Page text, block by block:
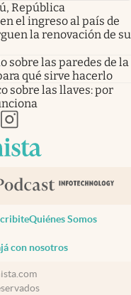
República
el ingreso al país de
la renovación de su
sobre las paredes de la
qué sirve hacerlo
sobre las llaves: por
pestañapestaña
en nueva pestaña
abre en nueva pestaña
abre en nueva pestaña
Quiénes Somos
con nosotros